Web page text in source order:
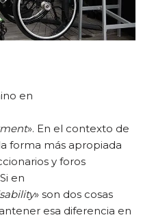
en
». En el contexto de
forma más apropiada
y foros
en
» son dos cosas
esa diferencia en